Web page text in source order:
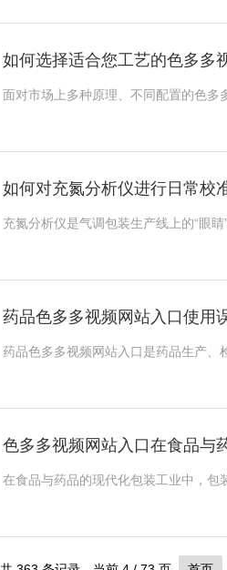
如何选择适合您工艺的色多多
面对市场上多种原理、不同配置的色多
如何对充氮分析仪进行日常校
充氮分析仪是气调包装生产线上的“眼
药品色多多视频网站入口使用
药品色多多视频网站入口是药品生产、
色多多视频网站入口在食品与
在食品与药品的现代化包装工业中，包